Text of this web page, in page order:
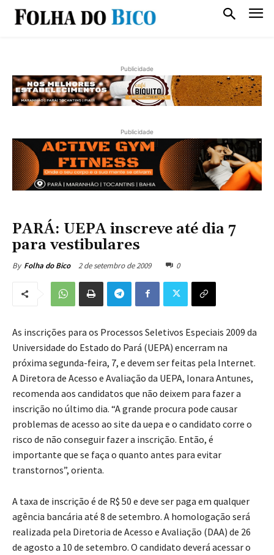
Publicidade
Publicidade
PARÁ: UEPA inscreve até dia 7
para vestibulares
By Folha do Bico 2 de setembro de 2009 0
As inscrições para os Processos Seletivos Especiais 2009 da
Universidade do Estado do Pará (UEPA) encerram na
próxima segunda-feira, 7, e devem ser feitas pela Internet.
A Diretora de Acesso e Avaliação da UEPA, Ionara Antunes,
recomenda aos candidatos que não deixem para fazer a
inscrição no último dia. “A grande procura pode causar
problemas de acesso ao site da uepa e o candidato corre o
risco de não conseguir fazer a inscrição. Então, é
importante que se faça o quanto antes para evitar
transtornos”, orienta.
A taxa de inscrição é de R$ 50 e deve ser paga em qualquer
agência bancária até 8 de setembro. A homologação será
realizada pela Diretoria de Acesso e Avaliação (DAA) de 26
de agosto a 10 de setembro. O candidato deverá acessar o